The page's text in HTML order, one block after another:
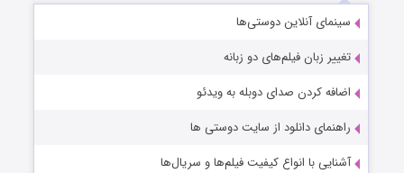
سینمای آنلاین دوستی‌ها
تغییر زبان فیلم‌های دو زبانه
اضافه کردن صدای دوبله به ویدئو
راهنمای دانلود از سایت دوستی ها
آشنایی با انواع کیفیت فیلم‌ها و سریال‌ها